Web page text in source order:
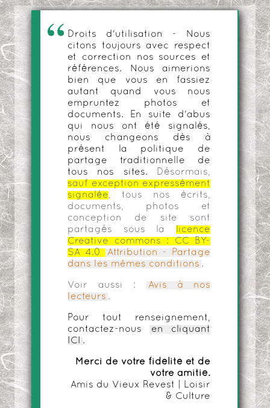
Droits d'utilisation - Nous
citons toujours avec respect
et correction nos sources et
références. Nous aimerions
bien que vous en fassiez
autant quand vous nous
empruntez photos et
documents. En suite d'abus
qui nous ont été signalés,
nous changeons dès à
présent la politique de
partage traditionnelle de
tous nos sites.
Désormais,
sauf exception expressément
signalée, tous nos écrits,
documents, photos et
conception de site sont
partagés sous la
licence
Creative commons :
CC BY-
SA 4.0
Attribution - Partage
dans les mêmes conditions .
Voir aussi :
Avis à nos
lecteurs .
Pour tout renseignement,
contactez-nous
en cliquant
ICI
.
Merci de votre fidélité et de
votre amitié.
Amis du Vieux Revest | Loisir
& Culture